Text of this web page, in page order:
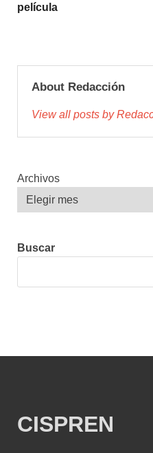
película
About Redacción
View all posts by
Archivos
Buscar
CISPREN